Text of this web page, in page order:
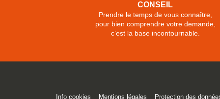
CONSEIL
Prendre le temps de vous connaître,
pour bien comprendre votre demande,
c’est la base incontournable.
Info cookies (ouvre
Mentions légales (ouvre
Protection des